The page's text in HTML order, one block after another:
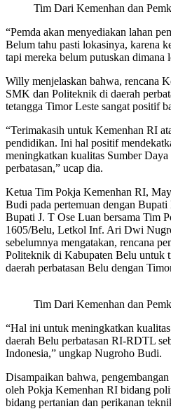
Tim Dari Kemenhan dan
“Pemda akan menyediakan lahan
Belum tahu pasti lokasinya, karena
tapi mereka belum putuskan dimana
Willy menjelaskan bahwa, rencana
SMK dan Politeknik di daerah
tetangga Timor Leste sangat positif
“Terimakasih untuk Kemenhan RI
pendidikan. Ini hal positif
meningkatkan kualitas Sumber Daya
perbatasan,” ucap dia.
Ketua Tim Pokja Kemenhan RI,
Budi pada pertemuan dengan
Bupati J. T Ose Luan bersama Tim
1605/Belu, Letkol Inf. Ari Dwi
sebelumnya mengatakan, rencana
Politeknik di Kabupaten Belu untuk
daerah perbatasan Belu dengan
Tim Dari Kemenhan dan
“Hal ini untuk meningkatkan
daerah Belu perbatasan RI-RDTL
Indonesia,” ungkap Nugroho Budi.
Disampaikan bahwa,
oleh Pokja Kemenhan RI bidang
bidang pertanian dan perikanan